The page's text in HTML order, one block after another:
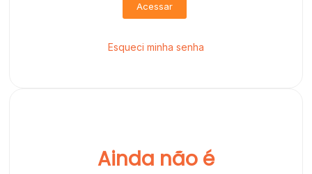
Acessar
Esqueci minha senha
Ainda não é